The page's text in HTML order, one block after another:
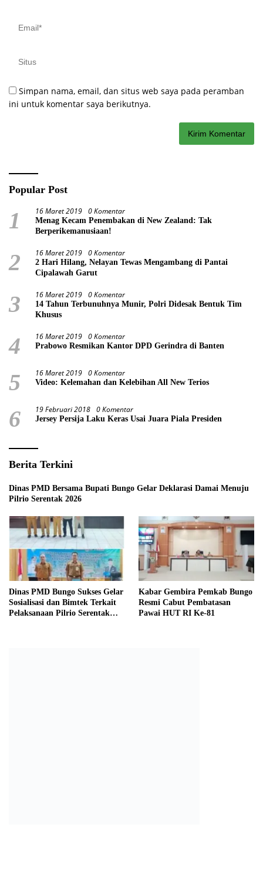
Simpan nama, email, dan situs web saya pada peramban
ini untuk komentar saya berikutnya.
Popular Post
1 16 Maret 2019 0 Komentar
Menag Kecam Penembakan di New Zealand: Tak
Berperikemanusiaan!
2 16 Maret 2019 0 Komentar
2 Hari Hilang, Nelayan Tewas Mengambang di Pantai
Cipalawah Garut
3 16 Maret 2019 0 Komentar
14 Tahun Terbunuhnya Munir, Polri Didesak Bentuk Tim
Khusus
4 16 Maret 2019 0 Komentar
Prabowo Resmikan Kantor DPD Gerindra di Banten
5 16 Maret 2019 0 Komentar
Video: Kelemahan dan Kelebihan All New Terios
6 19 Februari 2018 0 Komentar
Jersey Persija Laku Keras Usai Juara Piala Presiden
Berita Terkini
Dinas PMD Bersama Bupati Bungo Gelar Deklarasi Damai Menuju
Pilrio Serentak 2026
Dinas PMD Bungo Sukses Gelar
Sosialisasi dan Bimtek Terkait
Pelaksanaan Pilrio Serentak
Kabar Gembira Pemkab Bungo
Resmi Cabut Pembatasan
Pawai HUT RI Ke-81